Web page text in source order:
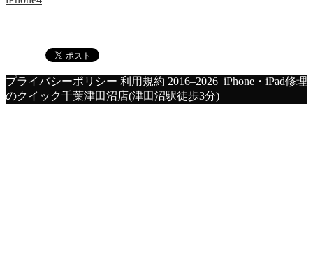
プライバシーポリシー 利用規約 2016–2026 iPhone・iPad修理
のクイック千葉津田沼店(津田沼駅徒歩3分)